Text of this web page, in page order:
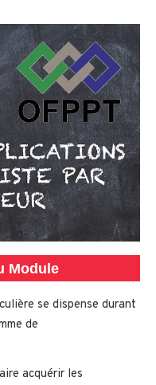
Module
se dispense durant
de
acquérir les